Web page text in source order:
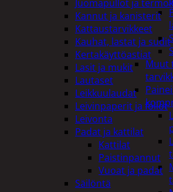
Muut
Juomapullot ja
Kannut ja kanisterit
Kattaustarvikkeet
Kauhat, lastat ja sudit
Kertakäyttöastiat
Lasit ja mukit
Lautaset
Leikkuulaudat
Leivinpaperit ja foliot
Leivonta
Padat ja kattilat
Kattilat
Paistinpannut
Vuoat ja padat
Säilöntä